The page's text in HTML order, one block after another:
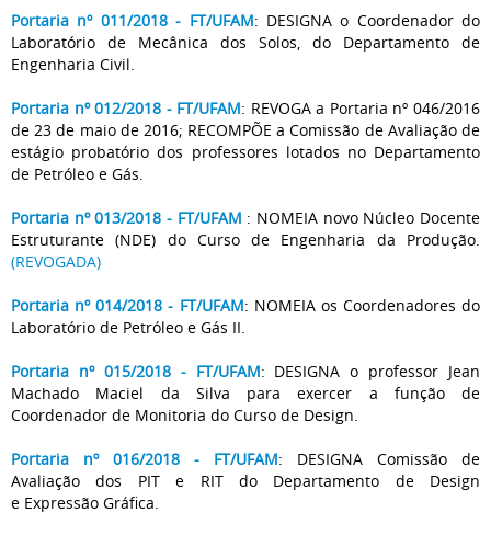
Portaria nº 011/2018 - FT/UFAM: DESIGNA o Coordenador do
Laboratório de Mecânica dos Solos, do Departamento de
Engenharia Civil.
Portaria nº 012/2018 - FT/UFAM: REVOGA a Portaria nº 046/2016
de 23 de maio de 2016; RECOMPÕE a Comissão de Avaliação de
estágio probatório dos professores lotados no Departamento
de Petróleo e Gás.
Portaria nº 013/2018 - FT/UFAM : NOMEIA novo Núcleo Docente
Estruturante (NDE) do Curso de Engenharia da Produção.
(REVOGADA)
Portaria nº 014/2018 - FT/UFAM: NOMEIA os Coordenadores do
Laboratório de Petróleo e Gás II.
Portaria nº 015/2018 - FT/UFAM: DESIGNA o professor Jean
Machado Maciel da Silva para exercer a função de
Coordenador de Monitoria do Curso de Design.
Portaria nº 016/2018 - FT/UFAM: DESIGNA Comissão de
Avaliação dos PIT e RIT do Departamento de Design
e Expressão Gráfica.